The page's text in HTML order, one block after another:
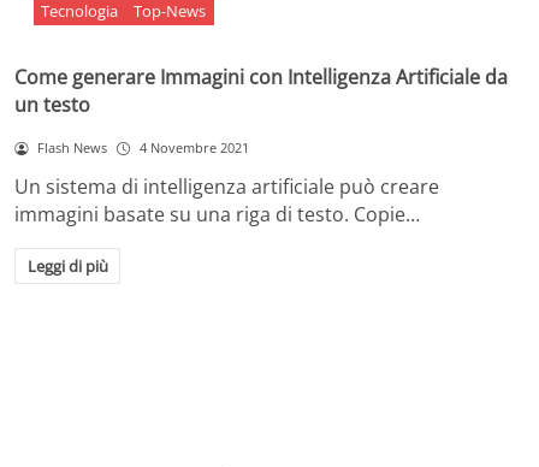
Tecnologia Top-News
Come generare Immagini con Intelligenza Artificiale da
un testo
Flash News 4 Novembre 2021
Un sistema di intelligenza artificiale può creare
immagini basate su una riga di testo. Copie…
Leggi di più